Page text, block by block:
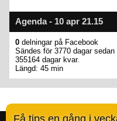
Få tips en gång i
Agenda - 10 apr 21.15
0 delningar på Facebook
Sändes för 3770 dagar sedan
355164 dagar kvar.
Längd: 45 min